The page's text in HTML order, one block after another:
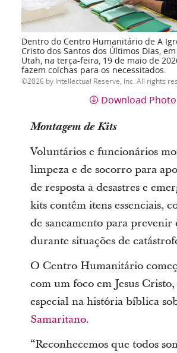
Dentro do Centro Humanitário de A
Cristo dos Santos dos Últimos Dias, em
Utah, na terça-feira, 19 de maio de
fazem colchas para os necessitados.
2026 by Intellectual Reserve, Inc. All rights
Download Photo
Montagem de Kits
Voluntários e funcionários
limpeza e de socorro para
de resposta a desastres e
kits contêm itens essenciais,
de saneamento para prevenir
durante situações de
O Centro Humanitário
com um foco em Jesus Cristo,
especial na história bíblica
Samaritano.
“Reconhecemos que todos